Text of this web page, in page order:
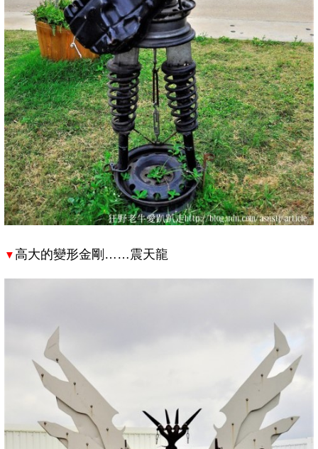
▼高大的變形金剛……震天龍